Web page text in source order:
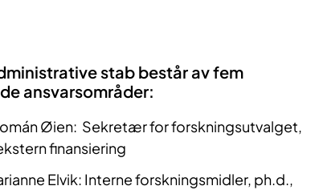
stab består av fem
ansvarsområder:
Øien: Sekretær for forskningsutvalget,
finansiering
Elvik: Interne forskningsmidler, ph.d.,